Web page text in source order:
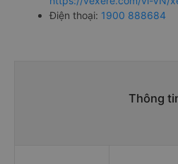
Điện thoại: 1900 888684
Thông